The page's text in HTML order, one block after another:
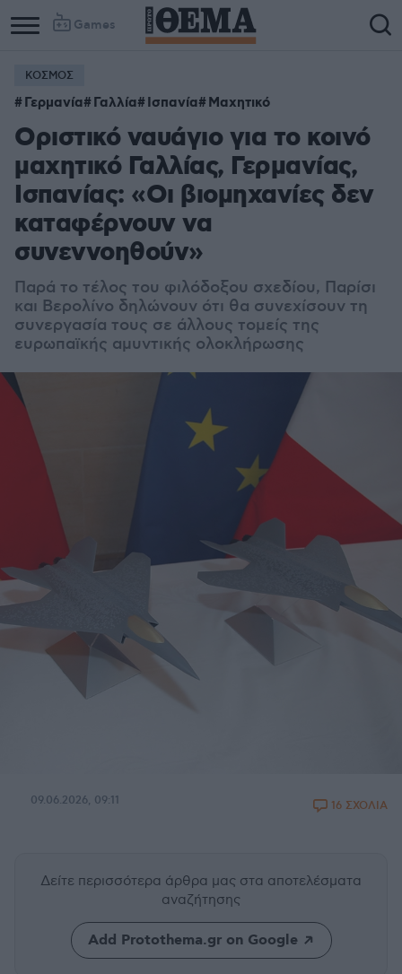
Games
ΚΟΣΜΟΣ
Γερμανία Γαλλία Ισπανία Μαχητικό
Οριστικό ναυάγιο για το κοινό
μαχητικό Γαλλίας, Γερμανίας,
Ισπανίας: «Οι βιομηχανίες δεν
καταφέρνουν να
συνεννοηθούν»
Παρά το τέλος του φιλόδοξου σχεδίου, Παρίσι
και Βερολίνο δηλώνουν ότι θα συνεχίσουν τη
συνεργασία τους σε άλλους τομείς της
ευρωπαϊκής αμυντικής ολοκλήρωσης
09.06.2026, 09:11 16 ΣΧΟΛΙΑ
Δείτε περισσότερα άρθρα μας στα αποτελέσματα
αναζήτησης
Add Protothema.gr on Google